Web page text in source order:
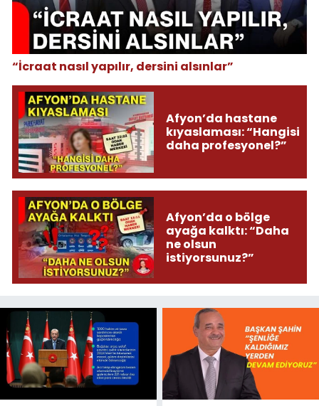
“İcraat nasıl yapılır, dersini alsınlar”
Afyon’da hastane
kıyaslaması: “Hangisi
daha profesyonel?”
Afyon’da o bölge
ayağa kalktı: “Daha
ne olsun
istiyorsunuz?”